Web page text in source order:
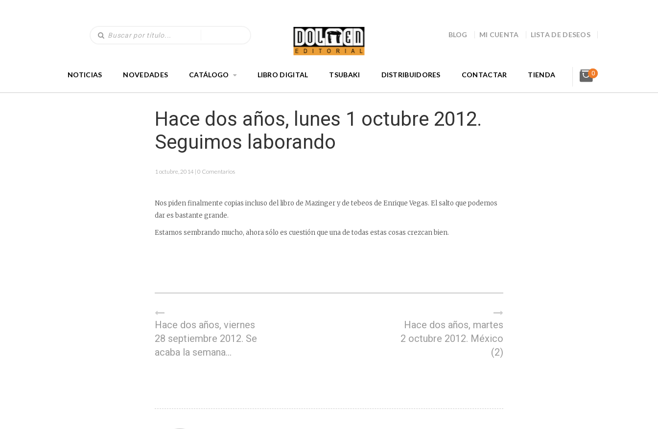
BLOG MI CUENTA LISTA DE DESEOS
NOTICIAS NOVEDADES CATÁLOGO LIBRO DIGITAL TSUBAKI DISTRIBUIDORES CONTACTAR TIENDA 0
Hace dos años, lunes 1 octubre 2012.
Seguimos laborando
1 octubre, 2014 | 0 Comentarios
Nos piden finalmente copias incluso del libro de Mazinger y de tebeos de Enrique Vegas. El salto que podemos
dar es bastante grande.
Estamos sembrando mucho, ahora sólo es cuestión que una de todas estas cosas crezcan bien.
Hace dos años, viernes
28 septiembre 2012. Se
acaba la semana…
Hace dos años, martes
2 octubre 2012. México
(2)